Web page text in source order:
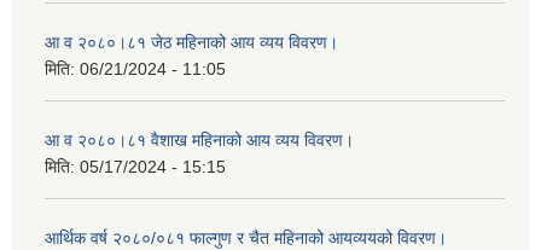
आ व २०८०।८१ जेठ महिनाको आय व्यय विवरण।
मिति: 06/21/2024 - 11:05
आ व २०८०।८१ वैशाख महिनाको आय व्यय विवरण।
मिति: 05/17/2024 - 15:15
आर्थिक वर्ष २०८०/०८१ फाल्गुण र चैत महिनाको आयव्ययको विवरण।